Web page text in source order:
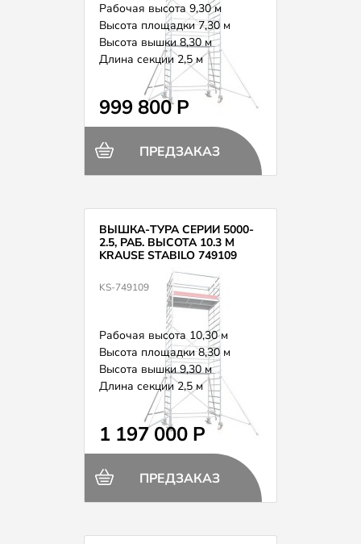
Рабочая высота 9,30 м
Высота площадки 7,30 м
Высота вышки 8,30 м
Длина секции 2,5 м
Вес 284,0 кг
999 800 Р
ПРЕДЗАКАЗ
ВЫШКА-ТУРА СЕРИИ 5000-
2.5, РАБ. ВЫСОТА 10.3 М
KRAUSE STABILO 749109
KS-749109
Рабочая высота 10,30 м
Высота площадки 8,30 м
Высота вышки 9,30 м
Длина секции 2,5 м
Вес 302,0 кг
1 197 000 Р
ПРЕДЗАКАЗ